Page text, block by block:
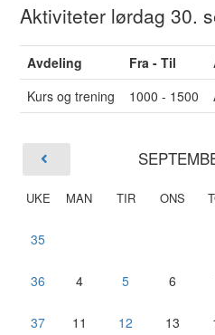
Aktiviteter lørdag 30.
Avdeling Fra - Til
Kurs og trening
1000 - 1500
UKE MAN TIR ONS
35
36 4 5 6
37 11 12 13